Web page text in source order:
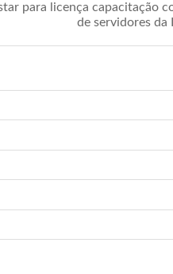
para licença capacitação
de servidores da